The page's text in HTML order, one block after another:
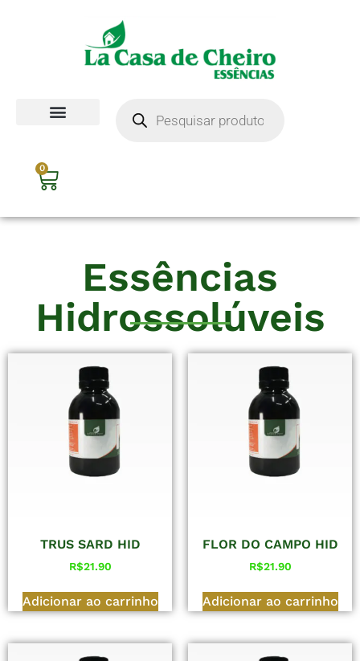
0
Essências
Hidrossolúveis
TRUS SARD HID
R$21.90
Adicionar ao carrinho
FLOR DO CAMPO HID
R$21.90
Adicionar ao carrinho